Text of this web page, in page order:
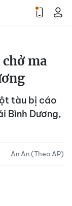
ma
tàu bị cáo
Bình Dương,
An An (Theo AP)